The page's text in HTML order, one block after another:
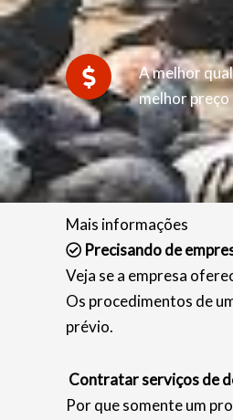
A melhor
melhor preço
Mais informações
Precisando de
Veja se a empresa
Os procedimentos de
prévio.
Contratar serviços de
Por que somente um